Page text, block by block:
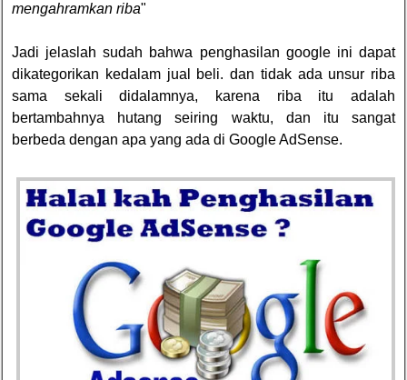
mengahramkan riba"
Jadi jelaslah sudah bahwa penghasilan google ini dapat
dikategorikan kedalam jual beli. dan tidak ada unsur riba
sama sekali didalamnya, karena riba itu adalah
bertambahnya hutang seiring waktu, dan itu sangat
berbeda dengan apa yang ada di Google AdSense.